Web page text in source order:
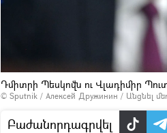
Դմիտրի Պեսկովն ու Վլադիմիր
© Sputnik / Алексей Дружинин / Անցնել
Բաժանորդագրվել